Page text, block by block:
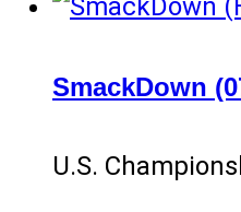
SmackDown
U.S.